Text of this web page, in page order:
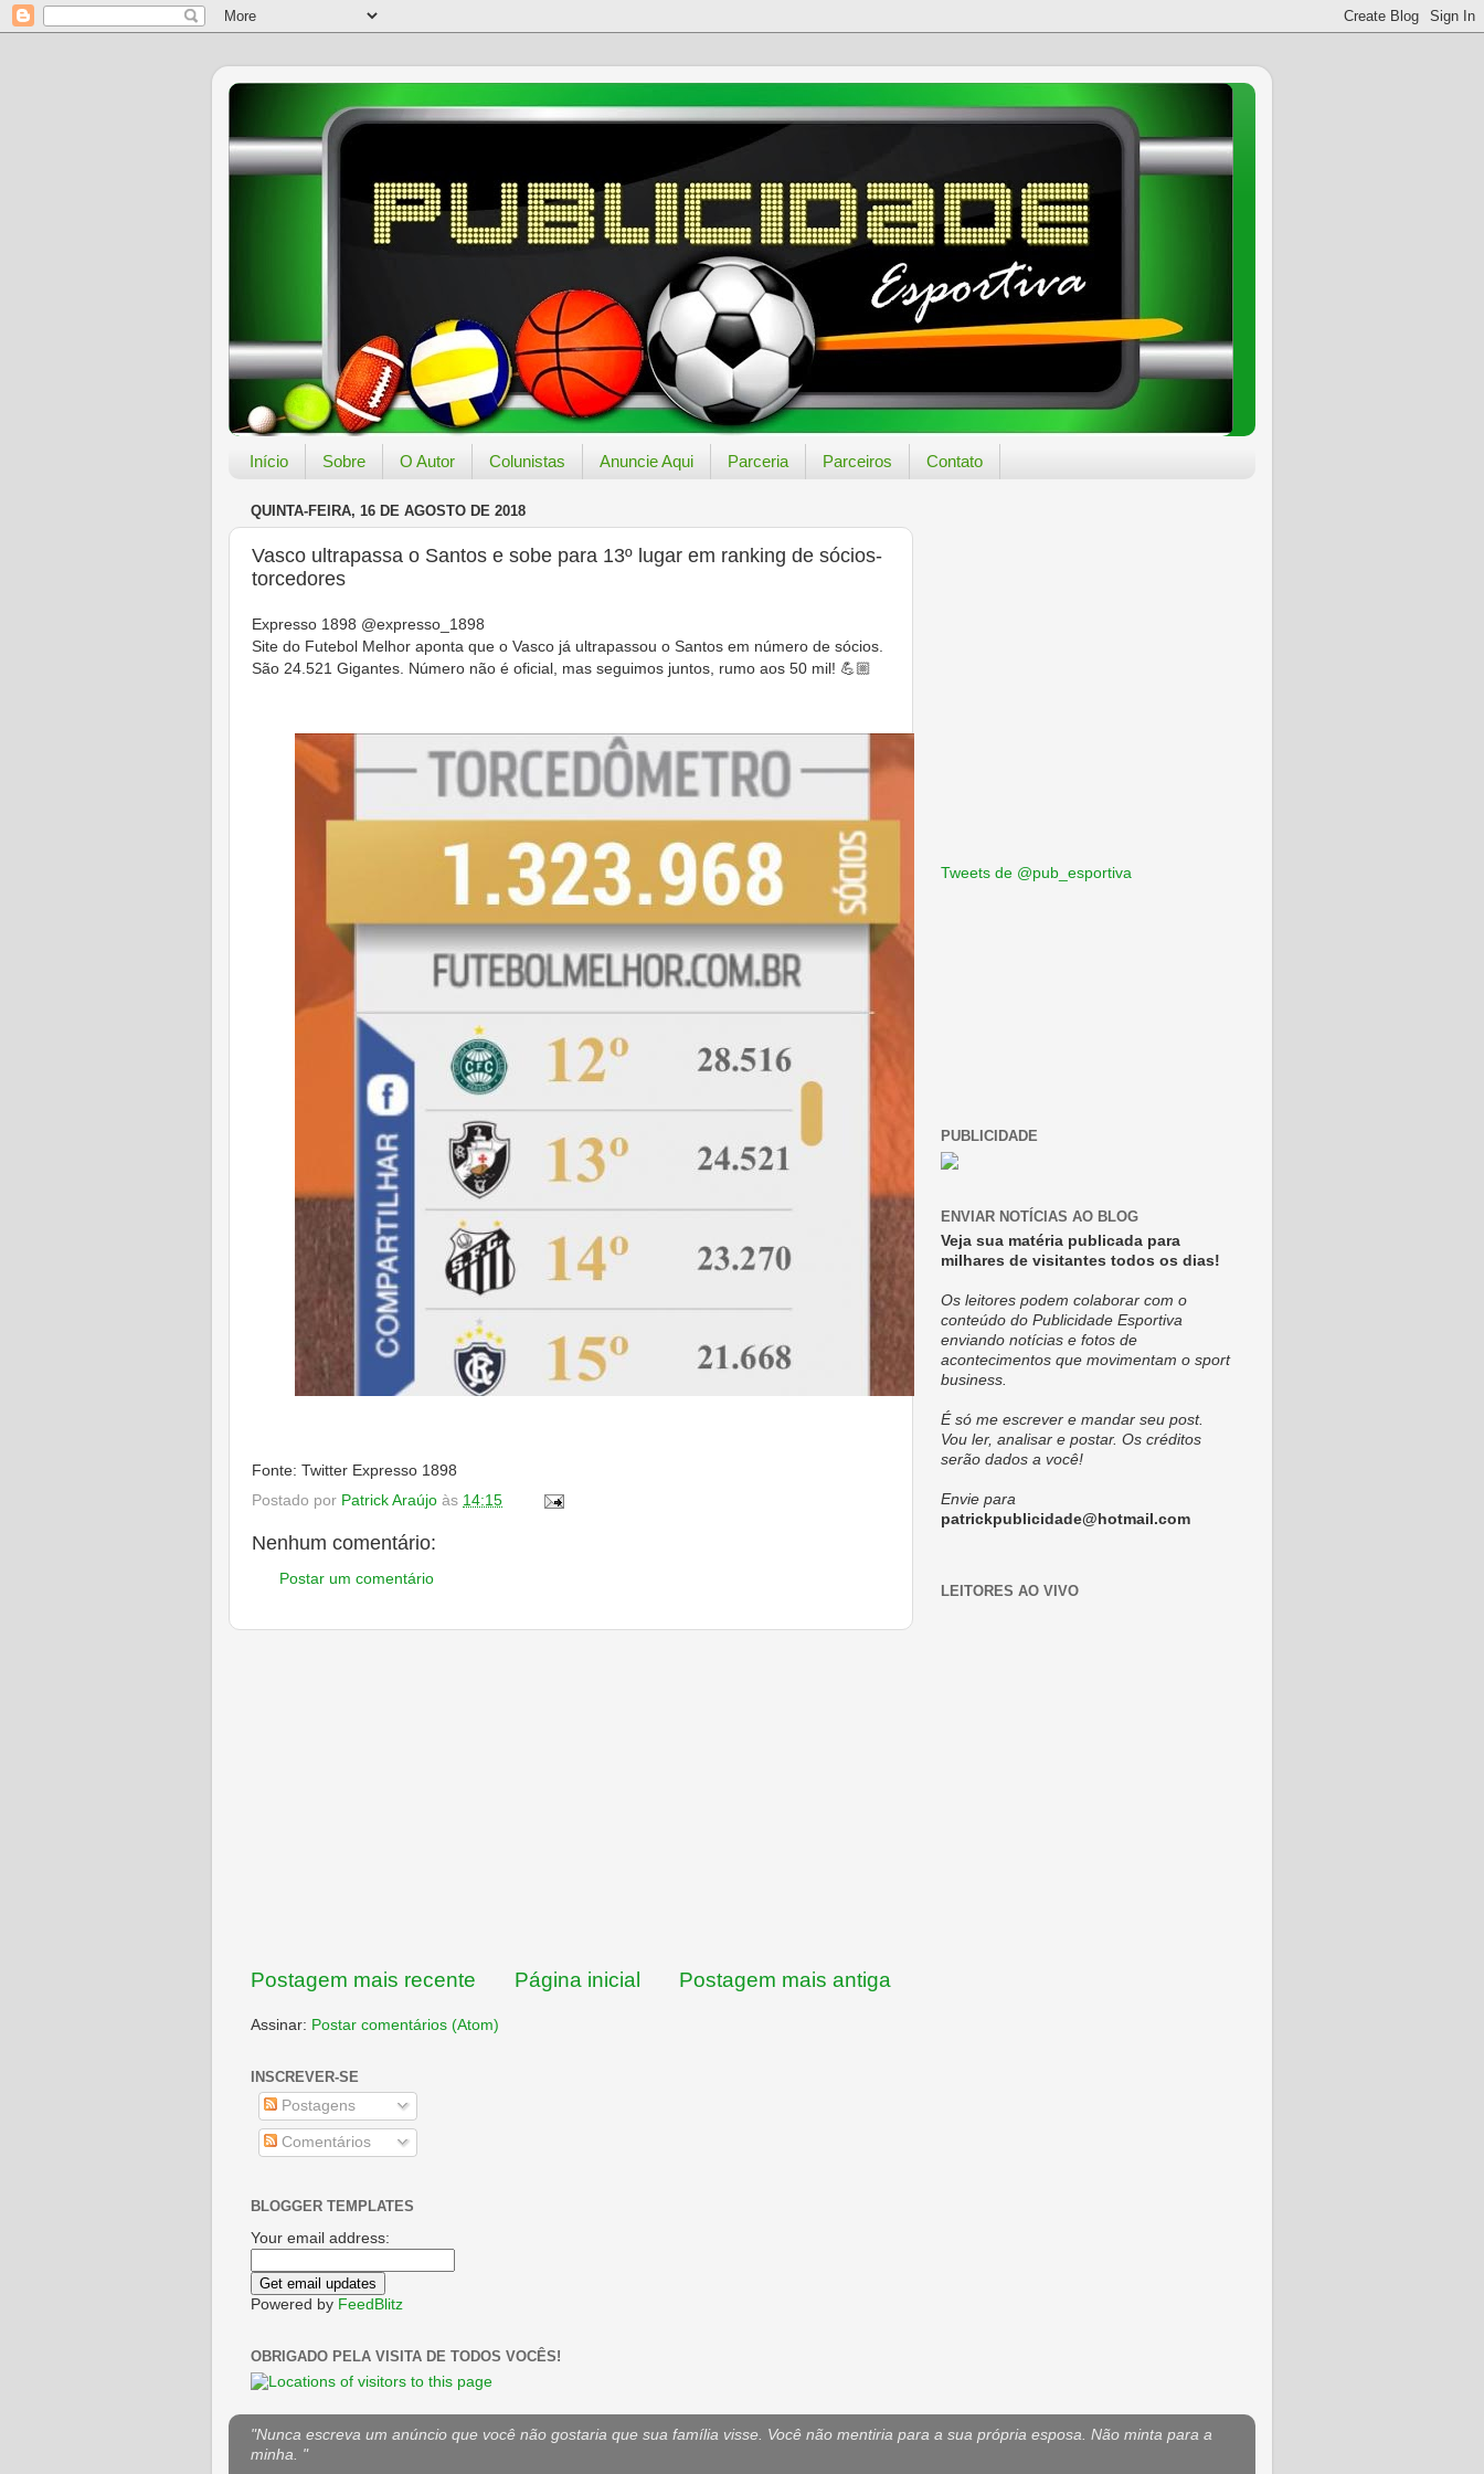
Início Sobre O Autor Colunistas Anuncie Aqui Parceria Parceiros Contato
QUINTA-FEIRA, 16 DE AGOSTO DE 2018
Vasco ultrapassa o Santos e sobe para 13º lugar em ranking de sócios-
torcedores
Expresso 1898 @expresso_1898
Site do Futebol Melhor aponta que o Vasco já ultrapassou o Santos em número de sócios.
São 24.521 Gigantes. Número não é oficial, mas seguimos juntos, rumo aos 50 mil! 💪🏼
Fonte: Twitter Expresso 1898
Postado por Patrick Araújo às 14:15
Nenhum comentário:
Postar um comentário
Postagem mais recente Postagem mais antiga
Página inicial
Assinar: Postar comentários (Atom)
INSCREVER-SE
Postagens
Comentários
BLOGGER TEMPLATES
Your email address:
Powered by FeedBlitz
OBRIGADO PELA VISITA DE TODOS VOCÊS!
Tweets de @pub_esportiva
PUBLICIDADE
ENVIAR NOTÍCIAS AO BLOG
Veja sua matéria publicada para
milhares de visitantes todos os dias!
Os leitores podem colaborar com o
conteúdo do Publicidade Esportiva
enviando notícias e fotos de
acontecimentos que movimentam o sport
business.
É só me escrever e mandar seu post.
Vou ler, analisar e postar. Os créditos
serão dados a você!
Envie para
patrickpublicidade@hotmail.com
LEITORES AO VIVO
"Nunca escreva um anúncio que você não gostaria que sua família visse. Você não mentiria para a sua própria esposa. Não minta para a
minha. "